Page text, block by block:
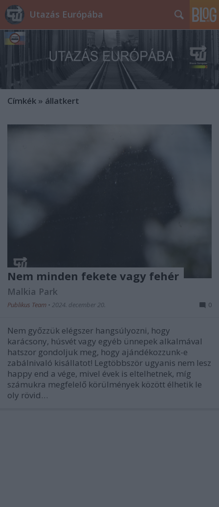
Utazás Európába
Címkék » állatkert
Nem minden fekete vagy fehér
Malkia Park
Publikus Team • 2024. december 20. 0
Nem győzzük elégszer hangsúlyozni, hogy
karácsony, húsvét vagy egyéb ünnepek alkalmával
hatszor gondoljuk meg, hogy ajándékozzunk-e
zabálnivaló kisállatot! Legtöbbször ugyanis nem lesz
happy end a vége, mivel évek is eltelhetnek, míg
számukra megfelelő körülmények között élhetik le
oly rövid…